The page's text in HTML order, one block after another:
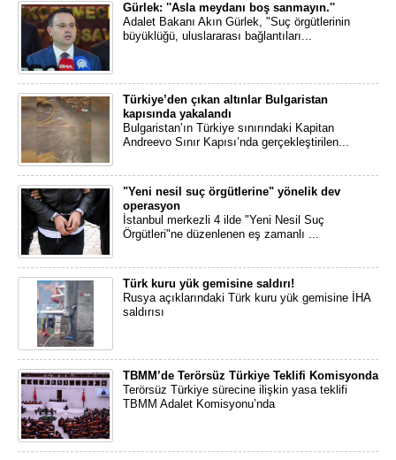
Gürlek: ''Asla meydanı boş sanmayın.''
Adalet Bakanı Akın Gürlek, "Suç örgütlerinin
büyüklüğü, uluslararası bağlantıları...
Türkiye’den çıkan altınlar Bulgaristan
kapısında yakalandı
Bulgaristan’ın Türkiye sınırındaki Kapitan
Andreevo Sınır Kapısı’nda gerçekleştirilen...
"Yeni nesil suç örgütlerine" yönelik dev
operasyon
İstanbul merkezli 4 ilde "Yeni Nesil Suç
Örgütleri"ne düzenlenen eş zamanlı ...
Türk kuru yük gemisine saldırı!
Rusya açıklarındaki Türk kuru yük gemisine İHA
saldırısı
TBMM’de Terörsüz Türkiye Teklifi Komisyonda
Terörsüz Türkiye sürecine ilişkin yasa teklifi
TBMM Adalet Komisyonu’nda